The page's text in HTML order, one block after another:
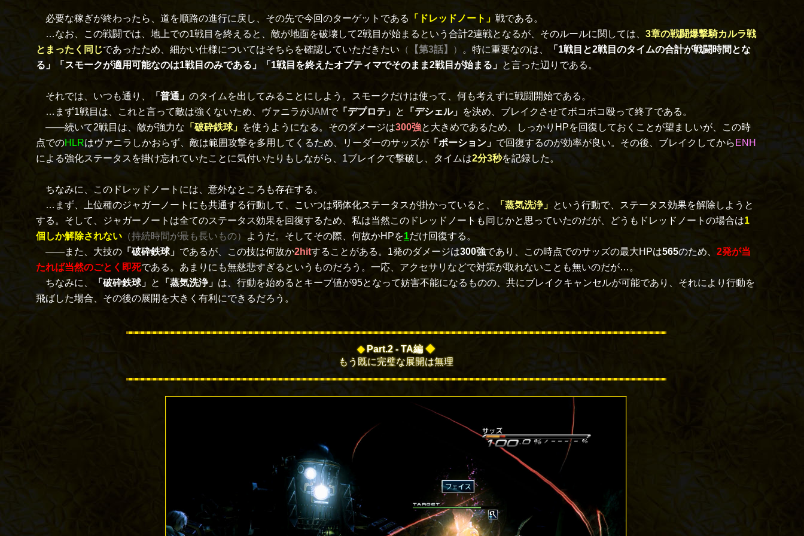
必要な稼ぎが終わったら、道を順路の進行に戻し、その先で今回のターゲットである 「ドレッドノート」 戦である。
…なお、この戦闘では、地上での1戦目を終えると、敵が地面を破壊して2戦目が始まるという合計2連戦となるが、そのルールに関しては、 3章の戦闘爆撃騎カルラ戦
とまったく同じであったため、細かい仕様についてはそちらを確認していただきたい （ 【第3話】 ） 。特に重要なのは、
「1戦目と2戦目のタイムの合計が戦闘時間とな
る」「スモークが適用可能なのは1戦目のみである」「1戦目を終えたオプティマでそのまま2戦目が始まる」 と言った辺りである。
それでは、いつも通り、 「普通」 のタイムを出してみることにしよう。スモークだけは使って、何も考えずに戦闘開始である。
…まず1戦目は、これと言って敵は強くないため、ヴァニラがJAMで「デプロテ」 と 「デシェル」 を決め、ブレイクさせてボコボコ殴って終了である。
――続いて2戦目は、敵が強力な 「破砕鉄球」 を使うようになる。そのダメージは300強と大きめであるため、しっかりHPを回復しておくことが望ましいが、この時
点でのHLRはヴァニラしかおらず、敵は範囲攻撃を多用してくるため、リーダーのサッズが 「ポーション」 で回復するのが効率が良い。その後、ブレイクしてから ENH
による強化ステータスを掛け忘れていたことに気付いたりもしながら、1ブレイクで撃破し、タイムは2分3秒を記録した。
ちなみに、このドレッドノートには、意外なところも存在する。
…まず、上位種のジャガーノートにも共通する行動して、こいつは弱体化ステータスが掛かっていると、
「蒸気洗浄」 という行動で、ステータス効果を解除しようと
する。そして、ジャガーノートは全てのステータス効果を回復するため、私は当然このドレッドノートも同じかと思っていたのだが、どうもドレッドノートの場合は1
個しか解除されない （持続時間が最も長いもの） ようだ。そしてその際、何故かHPを1だけ回復する。
――また、大技の 「破砕鉄球」 であるが、この技は何故か2hitすることがある。1発のダメージは300強であり、この時点でのサッズの最大HPは565のため、 2発が当
たれば当然のごとく即死である。あまりにも無慈悲すぎるというものだろう。一応、アクセサリなどで対策が取れないことも無いのだが…。
ちなみに、
「破砕鉄球」 と 「蒸気洗浄」 は、行動を始めるとキープ値が95となって妨害不能になるものの、共にブレイクキャンセルが可能であり、それにより行動を
飛ばした場合、その後の展開を大きく有利にできるだろう。
◆Part.2 - TA編◆
もう既に完璧な展開は無理